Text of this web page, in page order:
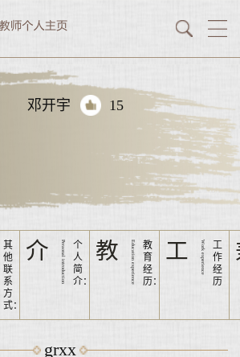
邓开宇 15
其
他
联
系
方
式：
介 Peraonal introduction
个
人
简
介：
教 Education experience
教
育
经
历：
工 Work experience
工
作
经
历
grxx